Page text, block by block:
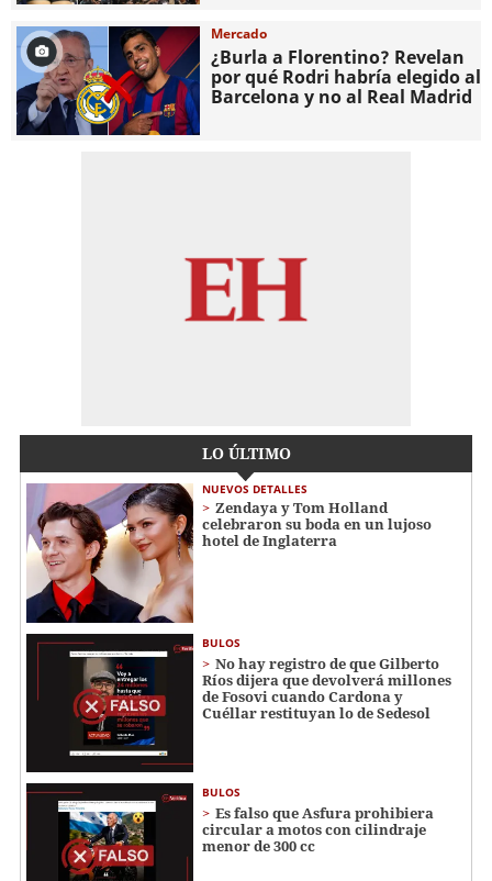
Mercado
¿Burla a Florentino? Revelan
por qué Rodri habría elegido al
Barcelona y no al Real Madrid
LO ÚLTIMO
NUEVOS DETALLES
Zendaya y Tom Holland
celebraron su boda en un lujoso
hotel de Inglaterra
BULOS
No hay registro de que Gilberto
Ríos dijera que devolverá millones
de Fosovi cuando Cardona y
Cuéllar restituyan lo de Sedesol
BULOS
Es falso que Asfura prohibiera
circular a motos con cilindraje
menor de 300 cc